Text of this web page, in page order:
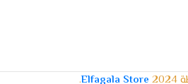
Elfagala Store
.